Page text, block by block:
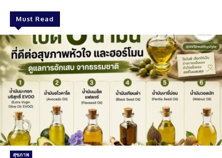
Must Read
สุขภาพ